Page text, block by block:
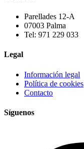
Parellades 12-A
07003 Palma
Tel: 971 229 033
Legal
Información legal
Política de cookies
Contacto
Síguenos